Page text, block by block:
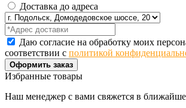
Доставка до адреса
Даю согласие на обработку моих
соответствии с политикой
Оформить заказ
Избранные товары
Наш менеджер с вами свяжется в